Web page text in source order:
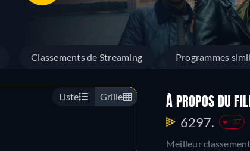
Classements de Streaming Programmes
Liste Grille À PROPOS DU
6297. -37
Meilleur